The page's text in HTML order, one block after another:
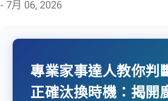
- 7月 06, 2026
專業家事達人教你判
正確汰換時機：揭開